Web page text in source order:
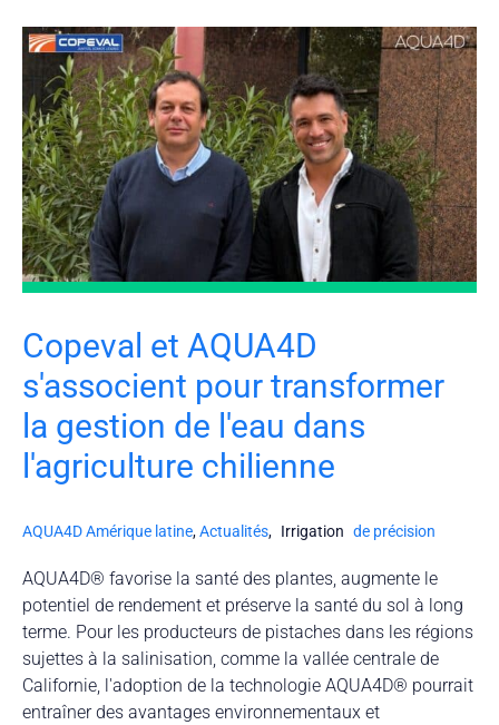
Copeval et AQUA4D
s'associent pour transformer
la gestion de l'eau dans
l'agriculture chilienne
AQUA4D Amérique latine,Actualités, Irrigation de précision
AQUA4D® favorise la santé des plantes, augmente le
potentiel de rendement et préserve la santé du sol à long
terme. Pour les producteurs de pistaches dans les régions
sujettes à la salinisation, comme la vallée centrale de
Californie, l'adoption de la technologie AQUA4D® pourrait
entraîner des avantages environnementaux et